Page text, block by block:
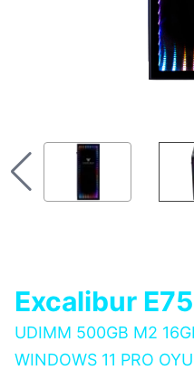
Excalibur
UDIMM 500GB M2
WINDOWS 11 PRO